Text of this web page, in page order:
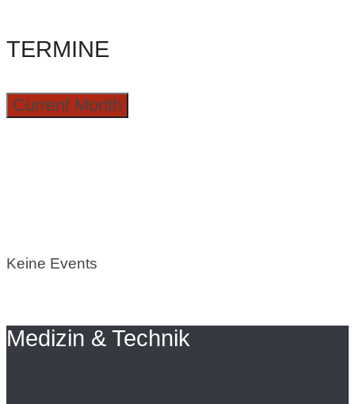
TERMINE
Current Month
Keine Events
Medizin & Technik